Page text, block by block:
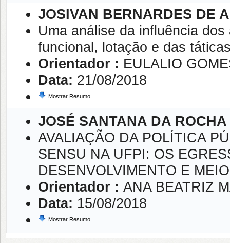
JOSIVAN BERNARDES DE
Uma análise da influência
funcional, lotação e das
Orientador : EULALIO
Data: 21/08/2018
Mostrar Resumo
JOSÉ SANTANA DA
AVALIAÇÃO DA POLÍTICA
SENSU NA UFPI: OS
DESENVOLVIMENTO E
Orientador : ANA BEATRIZ
Data: 15/08/2018
Mostrar Resumo